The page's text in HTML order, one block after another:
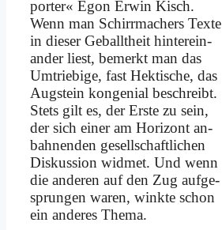
por­ter« Egon Er­win Kisch.
Wenn man Schirr­ma­chers Tex­te
in die­ser Ge­ballt­heit hin­ter­ein­
an­der liest, be­merkt man das
Um­trie­bi­ge, fast Hek­ti­sche, das
Aug­stein kon­ge­ni­al be­schreibt.
Stets gilt es, der Er­ste zu sein,
der sich ei­ner am Ho­ri­zont an­
bah­nen­den ge­sell­schaft­li­chen
Dis­kus­si­on wid­met. Und wenn
die an­de­ren auf den Zug auf­ge­
sprun­gen wa­ren, wink­te schon
ein an­de­res The­ma.